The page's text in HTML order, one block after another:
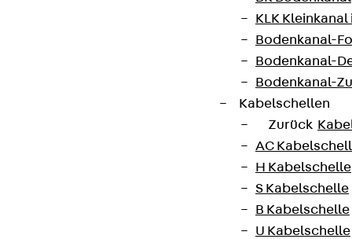
KLK
Bodenkanal-
Bodenkanal-
Bodenkanal-
Kabelschellen
Zurück
AC
H Kabelschelle
S Kabelschelle
B Kabelschelle
U Kabelschelle